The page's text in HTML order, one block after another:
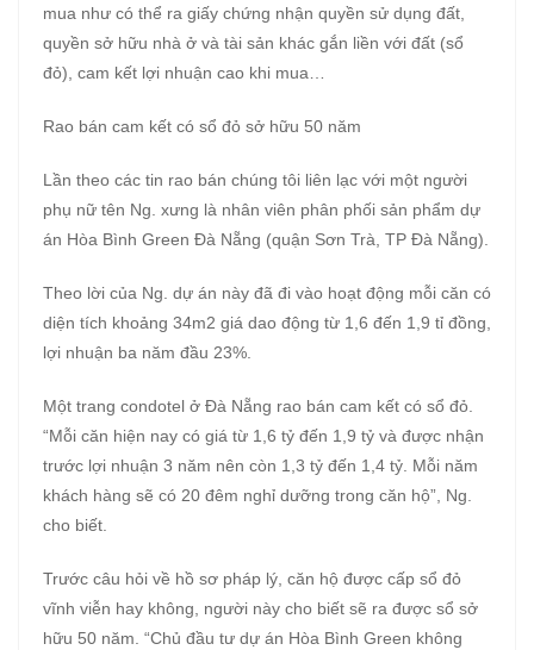
mua như có thể ra giấy chứng nhận quyền sử dụng đất,
quyền sở hữu nhà ở và tài sản khác gắn liền với đất (sổ
đỏ), cam kết lợi nhuận cao khi mua…
Rao bán cam kết có sổ đỏ sở hữu 50 năm
Lần theo các tin rao bán chúng tôi liên lạc với một người
phụ nữ tên Ng. xưng là nhân viên phân phối sản phẩm dự
án Hòa Bình Green Đà Nẵng (quận Sơn Trà, TP Đà Nẵng).
Theo lời của Ng. dự án này đã đi vào hoạt động mỗi căn có
diện tích khoảng 34m2 giá dao động từ 1,6 đến 1,9 tỉ đồng,
lợi nhuận ba năm đầu 23%.
Một trang condotel ở Đà Nẵng rao bán cam kết có sổ đỏ.
“Mỗi căn hiện nay có giá từ 1,6 tỷ đến 1,9 tỷ và được nhận
trước lợi nhuận 3 năm nên còn 1,3 tỷ đến 1,4 tỷ. Mỗi năm
khách hàng sẽ có 20 đêm nghỉ dưỡng trong căn hộ”, Ng.
cho biết.
Trước câu hỏi về hồ sơ pháp lý, căn hộ được cấp sổ đỏ
vĩnh viễn hay không, người này cho biết sẽ ra được sổ sở
hữu 50 năm. “Chủ đầu tư dự án Hòa Bình Green không